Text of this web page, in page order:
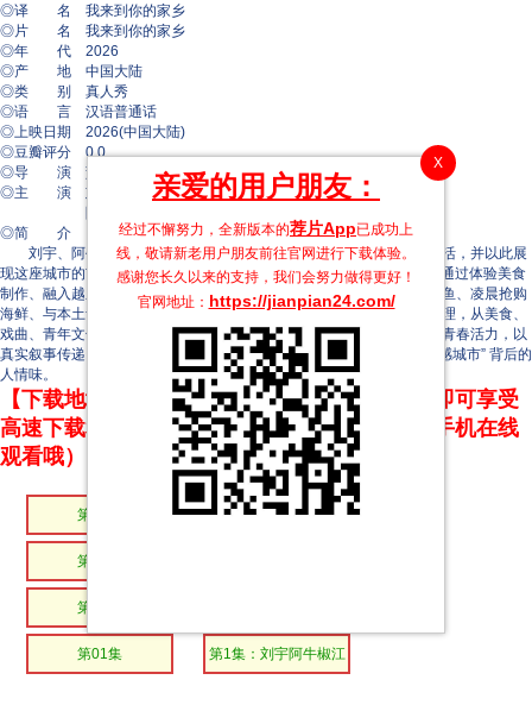
X
亲爱的用户朋友：
经过不懈努力，全新版本的荐片App已成功上
线，敬请新老用户朋友前往官网进行下载体验。
感谢您长久以来的支持，我们会努力做得更好！
官网地址： https://jianpian24.com/
◎译 名 我来到你的家乡
◎片 名 我来到你的家乡
◎年 代 2026
◎产 地 中国大陆
◎类 别 真人秀
◎语 言 汉语普通话
◎上映日期 2026(中国大陆)
◎豆瓣评分 0.0
◎导 演 萧寒
◎主 演 刘宇
◎简 介
刘宇、阿牛两位嘉宾深入浙江省台州市椒江区，沉浸式体验当地生活，并以此展
现这座城市的市井温度与文化厚度。这两位嘉宾将化身地道 “台州人”，通过体验美食
制作、融入越剧班生活、筹备农村流水席、海鲜排档跑堂、随船出海捕鱼、凌晨抢购
海鲜、与本土青年乐队互动等一系列朴素生动的实践，逐步走进城市肌理，从美食、
戏曲、青年文化等多维度切入，生动呈现台州的市井烟火、人文传承与青春活力，以
真实叙事传递台州 “大气、和气、硬气、灵气” 的地域精神，探寻 “幸福感城市” 背后的
人情味。
【下载地址】本站专属下载器：点击下方链接 即可享受
高速下载和在线播放 专治迅雷无法下载（支持手机在线
观看哦）
第06集 第05集
第04集
第02集
枪
第01集 第1集：刘宇阿牛椒江